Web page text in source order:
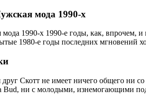
мода 1990-х
1990-х 1990-е годы, как, впрочем,
1980-е годы последних мгновений
Скотт не имеет ничего общего ни
Bud, ни с молодыми, изнемогающими